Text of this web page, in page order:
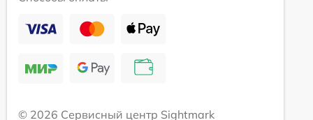
© 2026 Сервисный центр Sightmark